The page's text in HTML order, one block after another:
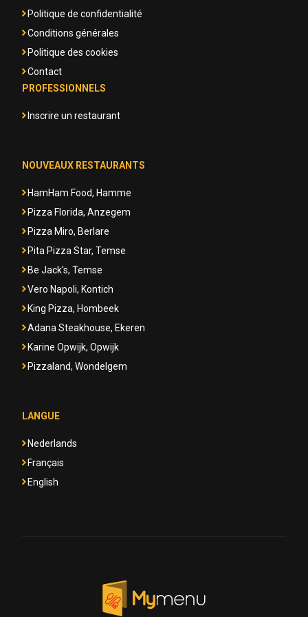
Politique de confidentialité
Conditions générales
Politique des cookies
Contact
PROFESSIONNELS
Inscrire un restaurant
NOUVEAUX RESTAURANTS
HamHam Food, Hamme
Pizza Florida, Anzegem
Pizza Miro, Berlare
Pita Pizza Star, Temse
Be Jack's, Temse
Vero Napoli, Kontich
King Pizza, Hombeek
Adana Steakhouse, Ekeren
Karine Opwijk, Opwijk
Pizzaland, Wondelgem
LANGUE
Nederlands
Français
English